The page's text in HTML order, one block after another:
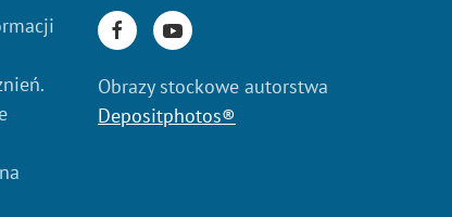
Obrazy stockowe autorstwa
Depositphotos®